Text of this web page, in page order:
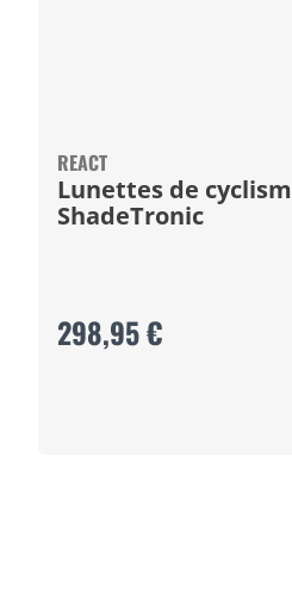
REACT
Lunettes de
ShadeTronic
298,95 €